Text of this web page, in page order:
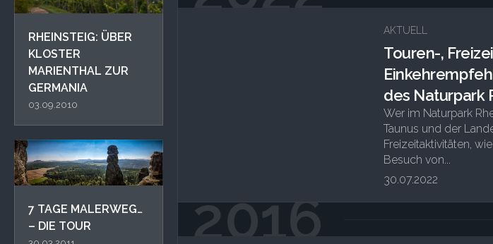
RHEINSTEIG: ÜBER
KLOSTER
MARIENTHAL ZUR
GERMANIA
03.09.2010
7 TAGE MALERWEG…
– DIE TOUR
AKTUELL
Touren-,
des Naturpark
Wer im Naturpark
Taunus und der
Freizeitaktivitäten,
Besuch von...
30.07.2022
2016